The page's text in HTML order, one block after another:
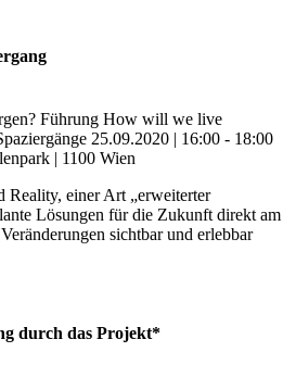
Führung How will we live
25.09.2020 | 16:00 - 18:00
| 1100 Wien
einer Art „erweiterter
Lösungen für die Zukunft direkt am
sichtbar und erlebbar
durch das Projekt*